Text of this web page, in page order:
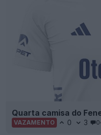
Quarta camisa do
VAZAMENTO 0 3 0